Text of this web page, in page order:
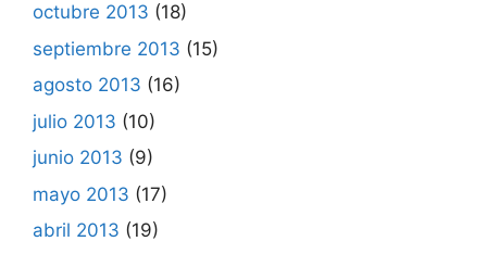
octubre 2013 (18)
septiembre 2013 (15)
agosto 2013 (16)
julio 2013 (10)
junio 2013 (9)
mayo 2013 (17)
abril 2013 (19)